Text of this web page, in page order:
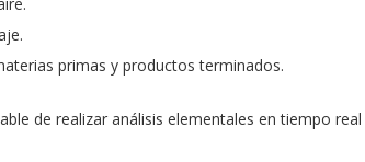
primas y productos terminados.
de realizar análisis elementales en tiempo